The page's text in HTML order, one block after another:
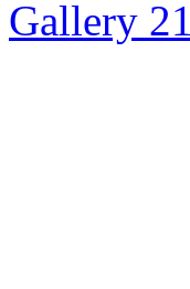
Gallery 21